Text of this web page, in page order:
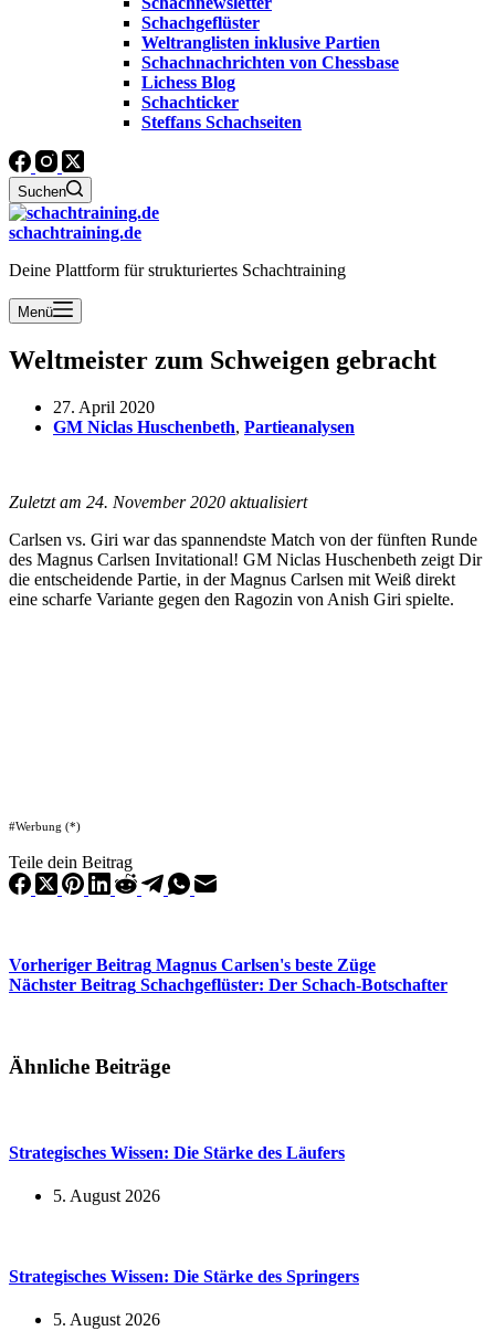
Schachgeflüster
Weltranglisten inklusive Partien
Schachnachrichten von Chessbase
Lichess Blog
Schachticker
Steffans Schachseiten
Suchen
schachtraining.de
Deine Plattform für strukturiertes Schachtraining
Menü
Weltmeister zum Schweigen gebracht
27. April 2020
GM Niclas Huschenbeth, Partieanalysen
Zuletzt am 24. November 2020 aktualisiert
Carlsen vs. Giri war das spannendste Match von der fünften Runde
des Magnus Carlsen Invitational! GM Niclas Huschenbeth zeigt Dir
die entscheidende Partie, in der Magnus Carlsen mit Weiß direkt
eine scharfe Variante gegen den Ragozin von Anish Giri spielte.
#Werbung (*)
Teile dein Beitrag
Vorheriger Beitrag Magnus Carlsen's beste Züge
Nächster Beitrag Schachgeflüster: Der Schach-Botschafter
Ähnliche Beiträge
Strategisches Wissen: Die Stärke des Läufers
5. August 2026
Strategisches Wissen: Die Stärke des Springers
5. August 2026